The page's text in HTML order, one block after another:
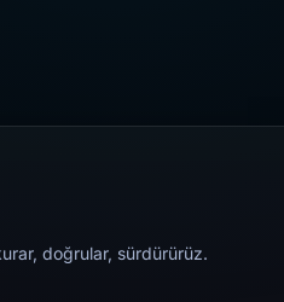
doğrular, sürdürürüz.